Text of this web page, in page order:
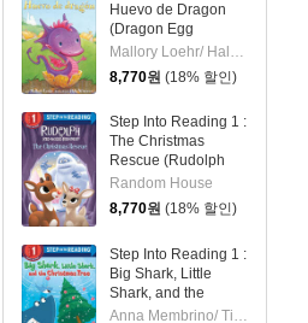
Huevo de Dragon
(Dragon Egg
Spanish Edition)
Mallory Loehr/ Hala Wittwer (ILT)
8,770원 (18% 할인)
Step Into Reading 1 :
The Christmas
Rescue (Rudolph
the Red-Nosed
Reindeer)
Random House
8,770원 (18% 할인)
Step Into Reading 1 :
Big Shark, Little
Shark, and the
Christmas Tree
Anna Membrino/ Tim Budgen (ILT)